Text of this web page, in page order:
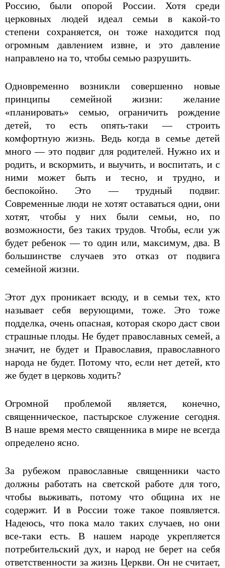
Россию, были опорой России. Хотя среди
церковных людей идеал семьи в какой-то
степени сохраняется, он тоже находится под
огромным давлением извне, и это давление
направлено на то, чтобы семью разрушить.
Одновременно возникли совершенно новые
принципы семейной жизни: желание
«планировать» семью, ограничить рождение
детей, то есть опять-таки — строить
комфортную жизнь. Ведь когда в семье детей
много — это подвиг для родителей. Нужно их и
родить, и вскормить, и выучить, и воспитать, и с
ними может быть и тесно, и трудно, и
беспокойно. Это — трудный подвиг.
Современные люди не хотят оставаться одни, они
хотят, чтобы у них были семьи, но, по
возможности, без таких трудов. Чтобы, если уж
будет ребенок — то один или, максимум, два. В
большинстве случаев это отказ от подвига
семейной жизни.
Этот дух проникает всюду, и в семьи тех, кто
называет себя верующими, тоже. Это тоже
подделка, очень опасная, которая скоро даст свои
страшные плоды. Не будет православных семей, а
значит, не будет и Православия, православного
народа не будет. Потому что, если нет детей, кто
же будет в церковь ходить?
Огромной проблемой является, конечно,
священническое, пастырское служение сегодня.
В наше время место священника в мире не всегда
определено ясно.
За рубежом православные священники часто
должны работать на светской работе для того,
чтобы выживать, потому что община их не
содержит. И в России тоже такое появляется.
Надеюсь, что пока мало таких случаев, но они
все-таки есть. В нашем народе укрепляется
потребительский дух, и народ не берет на себя
ответственности за жизнь Церкви. Он не считает,